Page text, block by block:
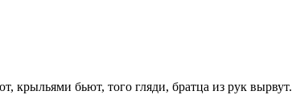
крыльями бьют, того гляди, братца из рук вырвут.